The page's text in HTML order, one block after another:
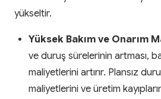
yükseltir.
Yüksek Bakım ve Onarım
ve duruş sürelerinin artması,
maliyetlerini artırır. Plansız
maliyetlerini ve üretim